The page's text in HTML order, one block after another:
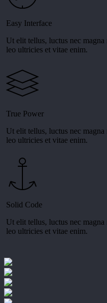
Easy Interface
Ut elit tellus, luctus nec
leo ultricies et vitae enim.
True Power
Ut elit tellus, luctus nec
leo ultricies et vitae enim.
Solid Code
Ut elit tellus, luctus nec
leo ultricies et vitae enim.